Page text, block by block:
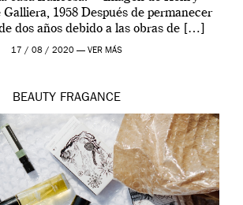
1958 Después de permanecer
dos años debido a las obras de […]
17 / 08 / 2020 — VER MÁS
BEAUTY FRAGANCE